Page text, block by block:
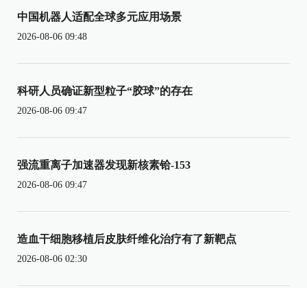
中国机器人适配全球多元应用场景
2026-08-06 09:48
科研人员确证新型粒子“胶球”的存在
2026-08-06 09:47
强流重离子加速器发现新核素铪-153
2026-08-06 09:47
造血干细胞移植后皮肤纤维化治疗有了新靶点
2026-08-06 02:30